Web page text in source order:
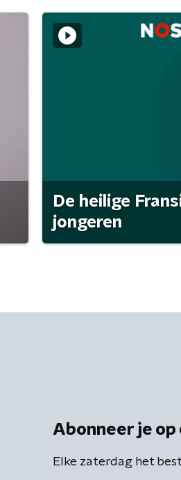
De heilige
jongeren
Abonneer je
Elke zaterdag het